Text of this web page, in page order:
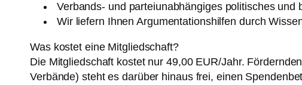
Verbands- und parteiunabhängiges politisches und
Wir liefern Ihnen Argumentationshilfen durch
Was kostet eine Mitgliedschaft?
Die Mitgliedschaft kostet nur 49,00 EUR/Jahr.
Verbände) steht es darüber hinaus frei, einen